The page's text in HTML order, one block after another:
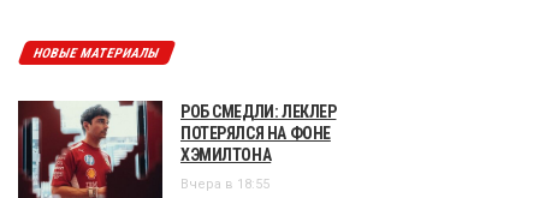
НОВЫЕ МАТЕРИАЛЫ
РОБ СМЕДЛИ: ЛЕКЛЕР
ПОТЕРЯЛСЯ НА ФОНЕ
ХЭМИЛТОНА
Вчера в 18:55